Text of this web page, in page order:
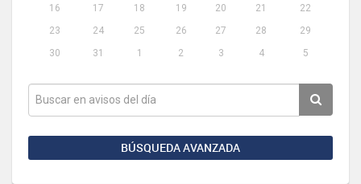
16
17 18 19 20 21
22
23
24 25 26 27 28
29
30
31 1 2 3 4 5
BÚSQUEDA AVANZADA